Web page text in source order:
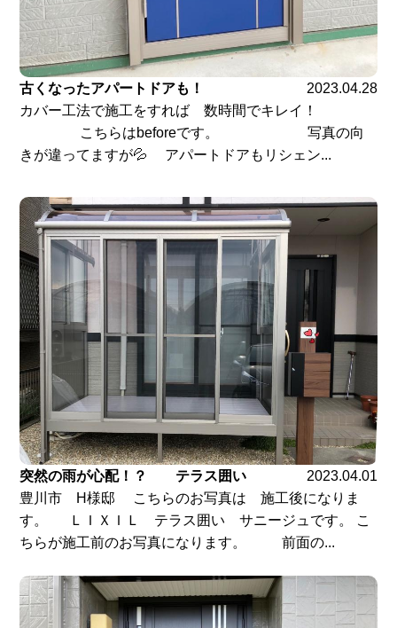
古くなったアパートドアも！
2023.04.28
カバー工法で施工をすれば 数時間でキレイ！
こちらはbeforeです。 写真の向
きが違ってますが💦 アパートドアもリシェン...
突然の雨が心配！？ テラス囲い
2023.04.01
豊川市 H様邸 こちらのお写真は 施工後になりま
す。 ＬＩＸＩＬ テラス囲い サニージュです。 こ
ちらが施工前のお写真になります。 前面の...